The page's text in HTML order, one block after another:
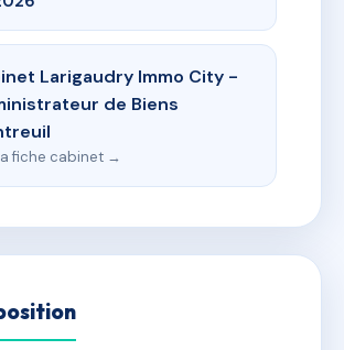
Larigaudry Immo City -
de Biens
fiche cabinet →